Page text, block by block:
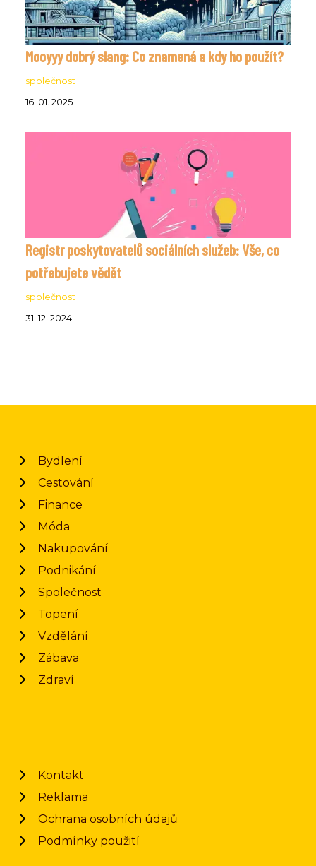
Mooyyy dobrý slang: Co znamená a kdy ho použít?
společnost
16. 01. 2025
Registr poskytovatelů sociálních služeb: Vše, co
potřebujete vědět
společnost
31. 12. 2024
Bydlení
Cestování
Finance
Móda
Nakupování
Podnikání
Společnost
Topení
Vzdělání
Zábava
Zdraví
Kontakt
Reklama
Ochrana osobních údajů
Podmínky použití